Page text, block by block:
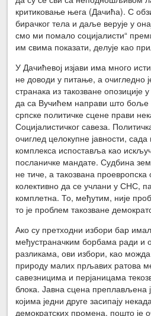
критиковање њега (Дачића). С
бирачког тела и даље верује у
смо ми помало социјалисти“
им свима показати, делује као
У Дачићевој изјави има много
не доводи у питање, а очигледно
странака из такозване опозиције
да са Вучићем направи што боље
српске политичке сцене прави
Социјалистичког савеза.
очиглед целокупне јавности,
комплекса испоставља као
посланичке мандате. Судбина
не тиче, а такозвана проевропска
колективно да се учлани у СНС,
комплетна. То, међутим, није
то је проблем такозване
Ако су претходни избори бар
међустраначким борбама ради и
разликама, ови избори, као можда
природу малих прљавих ратова
савезницима и перјаницама
блока. Јавна сцена
којима једни друге засипају
демократских промена, пошто је